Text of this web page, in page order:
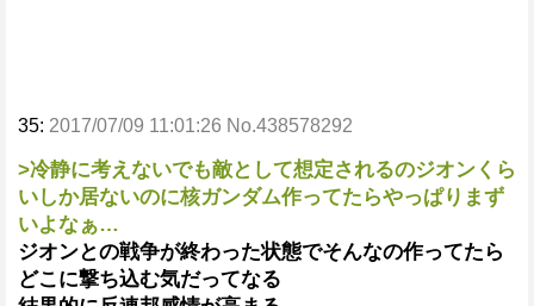
35: 2017/07/09 11:01:26 No.438578292
>冷静に考えないでも敵として想定されるのジオンくら
いしか居ないのに核ガンダム作ってたらやっぱりまず
いよなぁ…
ジオンとの戦争が終わった状態でそんなの作ってたら
どこに撃ち込む気だってなる